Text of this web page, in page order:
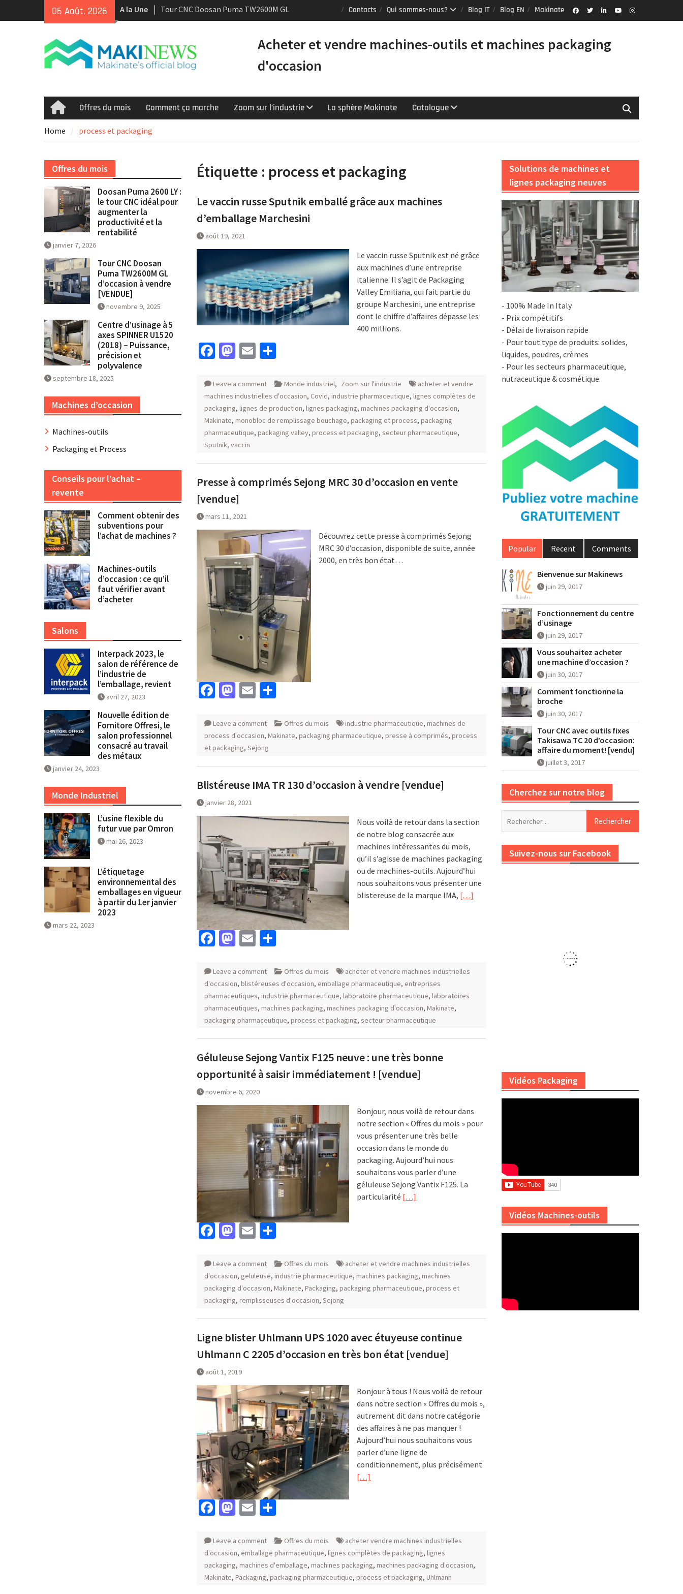
06 Août, 2026 A la Une
Tour CNC Doosan Puma TW2600M GL
d’occasion à vendre [VENDUE]
d’occasion récents équipés du contrôle
Smooth et de la technologie
multitâche
idéal pour augmenter la productivité
et la rentabilité
Contacts Qui sommes-nous? Blog IT Blog EN Makinate
Acheter et vendre machines-outils et machines packaging
d'occasion
HomeOffres du mois Comment ça marche Zoom sur l’industrie La sphère Makinate Catalogue
Home process et packaging
Étiquette : process et packaging
Le vaccin russe Sputnik emballé grâce aux machines
d’emballage Marchesini
août 19, 2021
Le vaccin russe Sputnik est né grâce
aux machines d’une entreprise
italienne. Il s’agit de Packaging
Valley Emiliana, qui fait partie du
groupe Marchesini, une entreprise
dont le chiffre d’affaires dépasse les
400 millions.
Facebook
Mastodon
Email
Leave a comment Monde industriel, Zoom sur l'industrie
acheter et vendre
machines industrielles d'occasion, Covid, industrie pharmaceutique, lignes complètes de
packaging, lignes de production, lignes packaging, machines packaging d'occasion,
Makinate, monobloc de remplissage bouchage, packaging et process, packaging
pharmaceutique, packaging valley, process et packaging, secteur pharmaceutique,
Sputnik, vaccin
Presse à comprimés Sejong MRC 30 d’occasion en vente
[vendue]
mars 11, 2021
Découvrez cette presse à comprimés Sejong
MRC 30 d’occasion, disponible de suite, année
2000, en très bon état…
Facebook
Mastodon
Email
Leave a comment Offres du mois industrie pharmaceutique, machines de
process d'occasion, Makinate, packaging pharmaceutique, presse à comprimés, process
et packaging, Sejong
Blistéreuse IMA TR 130 d’occasion à vendre [vendue]
janvier 28, 2021
Nous voilà de retour dans la section
de notre blog consacrée aux
machines intéressantes du mois,
qu’il s’agisse de machines packaging
ou de machines-outils. Aujourd’hui
nous souhaitons vous présenter une
blistereuse de la marque IMA, […]
Facebook
Mastodon
Email
Leave a comment Offres du mois
acheter et vendre machines industrielles
d'occasion, blistéreuses d'occasion, emballage pharmaceutique, entreprises
pharmaceutiques, industrie pharmaceutique, laboratoire pharmaceutique, laboratoires
pharmaceutiques, machines packaging, machines packaging d'occasion, Makinate,
packaging pharmaceutique, process et packaging, secteur pharmaceutique
Géluleuse Sejong Vantix F125 neuve : une très bonne
opportunité à saisir immédiatement ! [vendue]
novembre 6, 2020
Bonjour, nous voilà de retour dans
notre section « Offres du mois » pour
vous présenter une très belle
occasion dans le monde du
packaging. Aujourd’hui nous
souhaitons vous parler d’une
géluleuse Sejong Vantix F125. La
particularité […]
Facebook
Mastodon
Email
Leave a comment Offres du mois
acheter et vendre machines industrielles
d'occasion, geluleuse, industrie pharmaceutique, machines packaging, machines
packaging d'occasion, Makinate, Packaging, packaging pharmaceutique, process et
packaging, remplisseuses d'occasion, Sejong
Ligne blister Uhlmann UPS 1020 avec étuyeuse continue
Uhlmann C 2205 d’occasion en très bon état [vendue]
août 1, 2019
Bonjour à tous ! Nous voilà de retour
dans notre section « Offres du mois »,
autrement dit dans notre catégorie
des affaires à ne pas manquer !
Aujourd’hui nous souhaitons vous
parler d’une ligne de
conditionnement, plus précisément
[…]
Facebook
Mastodon
Email
Leave a comment Offres du mois
acheter vendre machines industrielles
d'occasion, emballage pharmaceutique, lignes complètes de packaging, lignes
packaging, machines d'emballage, machines packaging, machines packaging d'occasion,
Makinate, Packaging, packaging pharmaceutique, process et packaging, Uhlmann
Solutions de machines et
lignes packaging neuves
- 100% Made In Italy
- Prix compétitifs
- Délai de livraison rapide
- Pour tout type de produits: solides,
liquides, poudres, crèmes
- Pour les secteurs pharmaceutique,
nutraceutique & cosmétique.
Popular Recent Comments
Bienvenue sur Makinews
juin 29, 2017
Fonctionnement du centre
d’usinage
juin 29, 2017
Vous souhaitez acheter
une machine d’occasion ?
juin 30, 2017
Comment fonctionne la
broche
juin 30, 2017
Tour CNC avec outils fixes
Takisawa TC 20 d’occasion:
affaire du moment! [vendu]
juillet 3, 2017
Cherchez sur notre blog
Suivez-nous sur Facebook
Vidéos Packaging
Vidéos Machines-outils
Offres du mois
Doosan Puma 2600 LY :
le tour CNC idéal pour
augmenter la
productivité et la
rentabilité
janvier 7, 2026
Tour CNC Doosan
Puma TW2600M GL
d’occasion à vendre
[VENDUE]
novembre 9, 2025
Centre d’usinage à 5
axes SPINNER U1520
(2018) – Puissance,
précision et
polyvalence
septembre 18, 2025
Machines d’occasion
Machines-outils
Packaging et Process
Conseils pour l’achat –
revente
Comment obtenir des
subventions pour
l’achat de machines ?
Machines-outils
d’occasion : ce qu’il
faut vérifier avant
d’acheter
Salons
Interpack 2023, le
salon de référence de
l’industrie de
l’emballage, revient
avril 27, 2023
Nouvelle édition de
Fornitore Offresi, le
salon professionnel
consacré au travail
des métaux
janvier 24, 2023
Monde Industriel
L’usine flexible du
futur vue par Omron
mai 26, 2023
L’étiquetage
environnemental des
emballages en vigueur
à partir du 1er janvier
2023
mars 22, 2023